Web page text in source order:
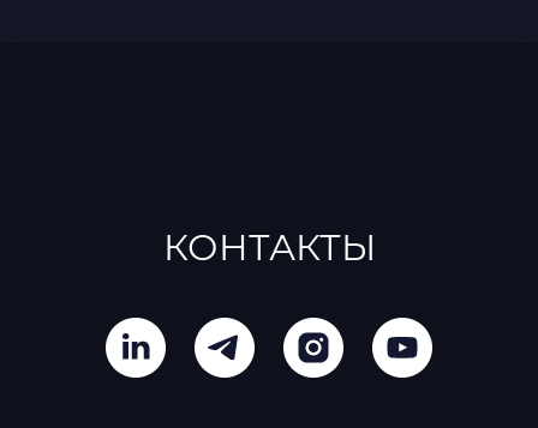
КОНТАКТЫ